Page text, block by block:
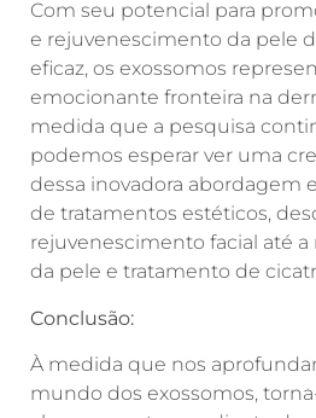
Com seu potencial para
e rejuvenescimento da pele
eficaz, os exossomos
emocionante fronteira na
medida que a pesquisa
podemos esperar ver uma
dessa inovadora abordagem
de tratamentos estéticos,
rejuvenescimento facial até
da pele e tratamento de
Conclusão:
À medida que nos
mundo dos exossomos,